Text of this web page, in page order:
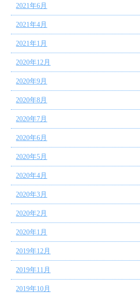
2021年6月
2021年4月
2021年1月
2020年12月
2020年9月
2020年8月
2020年7月
2020年6月
2020年5月
2020年4月
2020年3月
2020年2月
2020年1月
2019年12月
2019年11月
2019年10月